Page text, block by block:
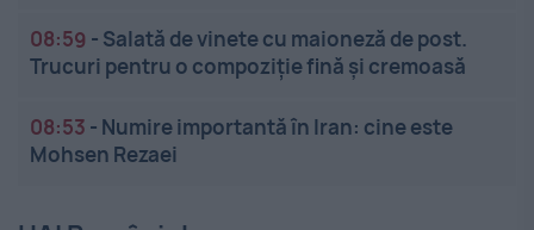
08:59 - Salată de vinete cu maioneză de post.
Trucuri pentru o compoziție fină și cremoasă
08:53 - Numire importantă în Iran: cine este
Mohsen Rezaei